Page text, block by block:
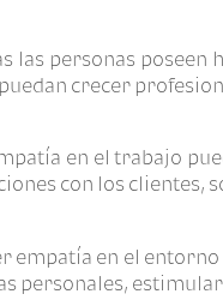
las personas
crecer
en el trabajo
con los clientes,
empatía en el
personales,